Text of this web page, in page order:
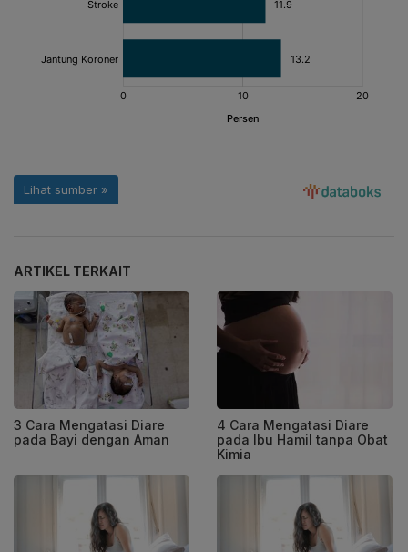
ARTIKEL TERKAIT
3 Cara Mengatasi Diare
pada Bayi dengan Aman
4 Cara Mengatasi Diare
pada Ibu Hamil tanpa Obat
Kimia